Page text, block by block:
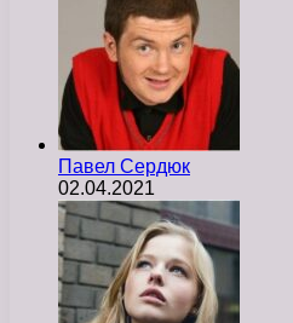
Павел Сердюк
02.04.2021